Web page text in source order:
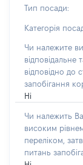
Тип посади:
Категорія
Чи належите
відповідальне
відповідно до
запобігання
Ні
Чи належить
високим
переліком,
питань